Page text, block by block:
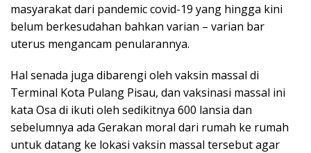
masyarakat dari pandemic covid-19 yang hingga kini
belum berkesudahan bahkan varian – varian bar
uterus mengancam penularannya.
Hal senada juga dibarengi oleh vaksin massal di
Terminal Kota Pulang Pisau, dan vaksinasi massal ini
kata Osa di ikuti oleh sedikitnya 600 lansia dan
sebelumnya ada Gerakan moral dari rumah ke rumah
untuk datang ke lokasi vaksin massal tersebut agar